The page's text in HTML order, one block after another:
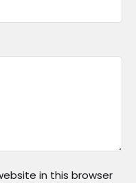
in this browser